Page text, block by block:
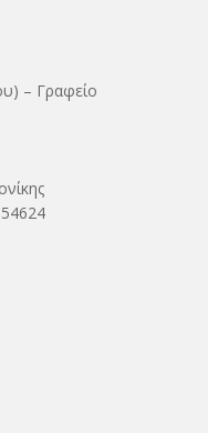
– Γραφείο